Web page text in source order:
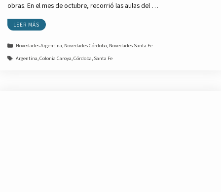
obras. En el mes de octubre, recorrió las aulas del …
LEER MÁS
Categorías
Novedades Argentina, Novedades Córdoba, Novedades Santa Fe
Etiquetas
Argentina,Colonia Caroya,Córdoba, Santa Fe